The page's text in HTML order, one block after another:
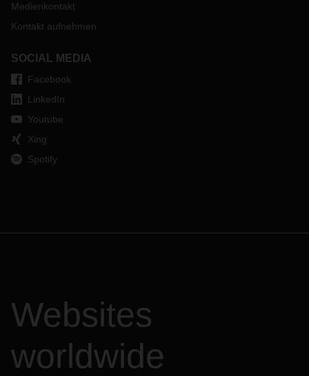
Medienkontakt
Kontakt aufnehmen
SOCIAL MEDIA
Facebook
LinkedIn
Youtube
Xing
Spotify
Websites
worldwide